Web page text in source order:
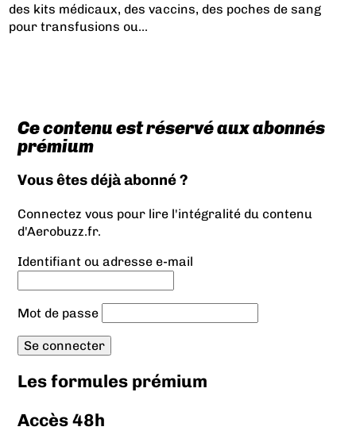
des kits médicaux, des vaccins, des poches de sang
pour transfusions ou...
Ce contenu est réservé aux abonnés
prémium
Vous êtes déjà abonné ?
Connectez vous pour lire l'intégralité du contenu
d'Aerobuzz.fr.
Identifiant ou adresse e-mail
Mot de passe
Les formules prémium
Accès 48h